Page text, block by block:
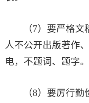
（7）要严格
人不公开出版著作
电，不题词、题字。
（8）要厉行